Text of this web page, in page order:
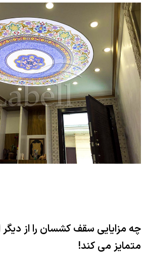
چه مزایایی سقف کشسان را از
متمایز می کند!